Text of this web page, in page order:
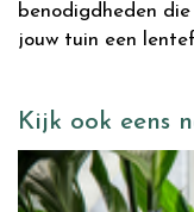
benodigdheden
jouw tuin een
Kijk ook eens